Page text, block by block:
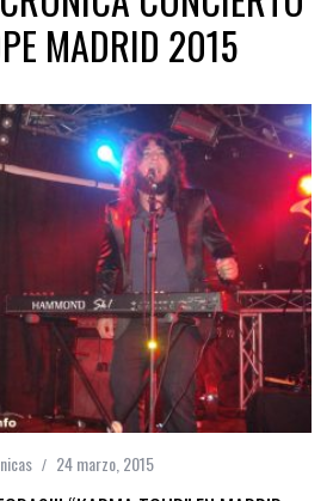
MADRID 2015
24 marzo, 2015